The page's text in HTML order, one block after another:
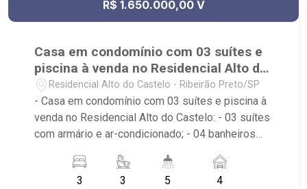
R$ 1.650.000,00 V
Casa em condomínio com 03 suítes e
piscina à venda no Residencial Alto do
Castelo
Residencial Alto do Castelo - Ribeirão Preto/SP
- Casa em condomínio com 03 suítes e piscina à
venda no Residencial Alto do Castelo: - 03 suítes
com armário e ar-condicionado; - 04 banheiros
vagas de garagem, sendo duas cobertas; - Sala
de Jantar; - Sala de TV; - Cozinha planejada; -
3 3 5 4